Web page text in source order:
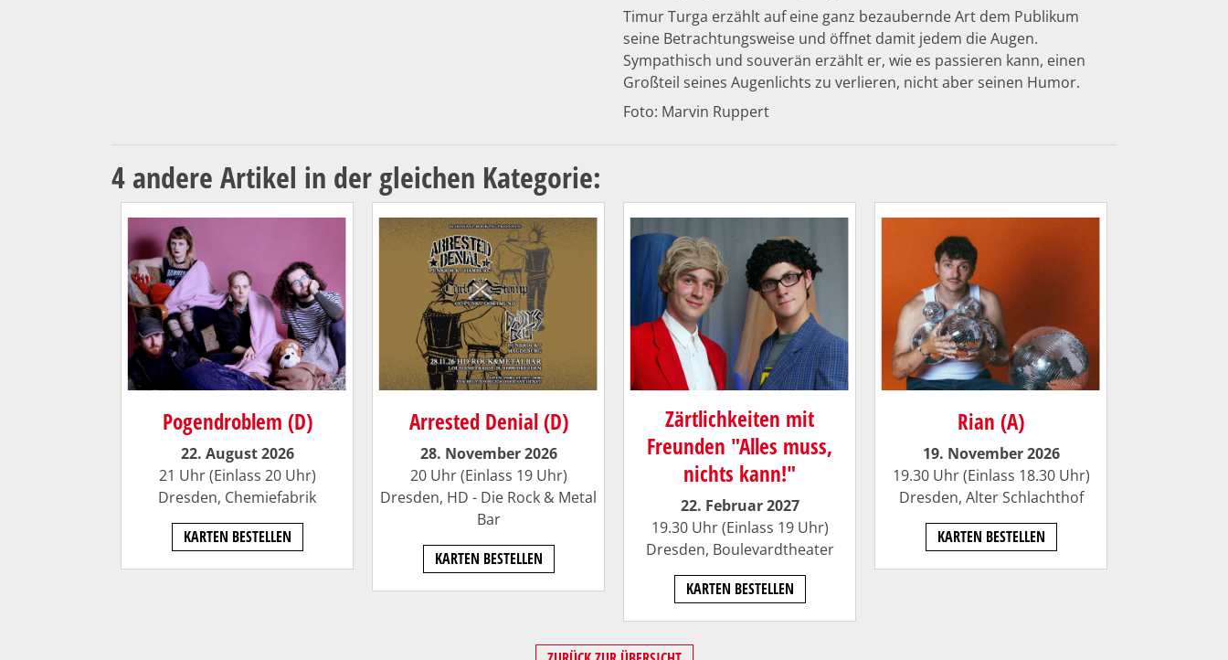
Timur Turga erzählt auf eine ganz bezaubernde Art dem Publikum
seine Betrachtungsweise und öffnet damit jedem die Augen.
Sympathisch und souverän erzählt er, wie es passieren kann, einen
Großteil seines Augenlichts zu verlieren, nicht aber seinen Humor.
Foto: Marvin Ruppert
4 andere Artikel in der gleichen Kategorie:
Pogendroblem (D)
22. August 2026
21 Uhr (Einlass 20 Uhr)
Dresden, Chemiefabrik
KARTEN BESTELLEN
Arrested Denial (D)
28. November 2026
20 Uhr (Einlass 19 Uhr)
Dresden, HD - Die Rock & Metal
Bar
KARTEN BESTELLEN
Zärtlichkeiten mit
Freunden "Alles muss,
nichts kann!"
22. Februar 2027
19.30 Uhr (Einlass 19 Uhr)
Dresden, Boulevardtheater
KARTEN BESTELLEN
Rian (A)
19. November 2026
19.30 Uhr (Einlass 18.30 Uhr)
Dresden, Alter Schlachthof
KARTEN BESTELLEN